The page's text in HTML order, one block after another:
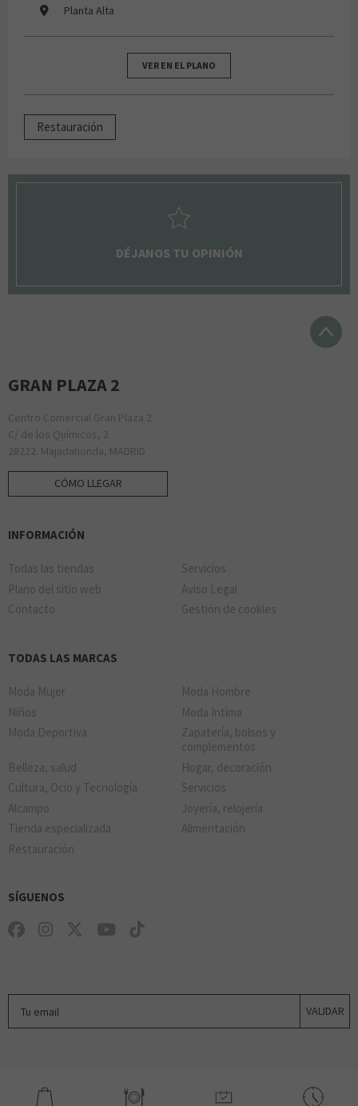
Planta Alta
VER EN EL PLANO
Restauración
DÉJANOS TU OPINIÓN
GRAN PLAZA 2
Centro Comercial Gran Plaza 2
C/ de los Químicos, 2
28222. Majadahonda, MADRID
CÓMO LLEGAR
INFORMACIÓN
Todas las tiendas
Servicios
Plano del sitio web
Aviso Legal
Contacto
Gestión de cookies
TODAS LAS MARCAS
Moda Mujer
Moda Hombre
Niños
Moda Intima
Moda Deportiva
Zapatería, bolsos y
complementos
Belleza, salud
Hogar, decoración
Cultura, Ocio y Tecnología
Servicios
Alcampo
Joyería, relojería
Tienda especializada
Alimentación
Restauración
SÍGUENOS
VALIDAR